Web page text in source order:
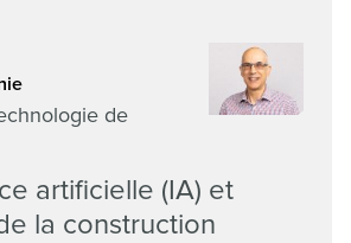
de
artificielle (IA) et
la construction